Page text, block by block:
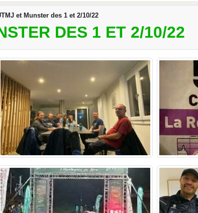
et Munster des 1 et 2/10/22
DES 1 ET 2/10/22